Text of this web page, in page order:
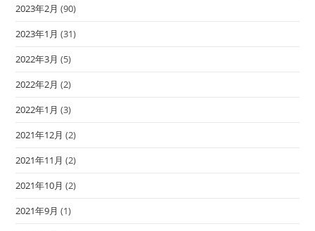
2023年2月 (90)
2023年1月 (31)
2022年3月 (5)
2022年2月 (2)
2022年1月 (3)
2021年12月 (2)
2021年11月 (2)
2021年10月 (2)
2021年9月 (1)